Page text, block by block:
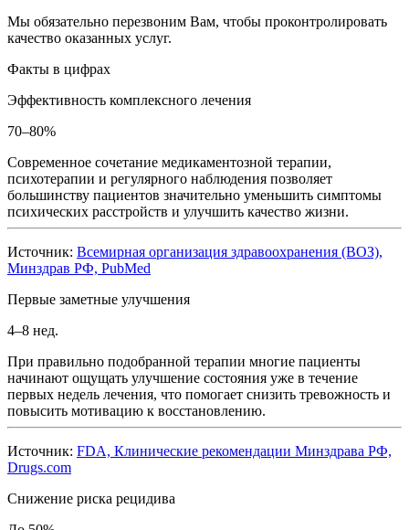
Мы обязательно перезвоним Вам, чтобы проконтролировать
качество оказанных услуг.
Факты в цифрах
Эффективность комплексного лечения
70–80%
Современное сочетание медикаментозной терапии,
психотерапии и регулярного наблюдения позволяет
большинству пациентов значительно уменьшить симптомы
психических расстройств и улучшить качество жизни.
Источник: Всемирная организация здравоохранения (ВОЗ),
Минздрав РФ, PubMed
Первые заметные улучшения
4–8 нед.
При правильно подобранной терапии многие пациенты
начинают ощущать улучшение состояния уже в течение
первых недель лечения, что помогает снизить тревожность и
повысить мотивацию к восстановлению.
Источник: FDA, Клинические рекомендации Минздрава РФ,
Drugs.com
Снижение риска рецидива